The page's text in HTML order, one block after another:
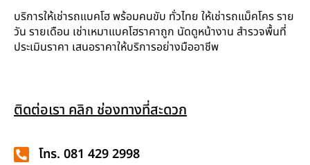
บริการให้เช่ารถแบคโฮ พร้อมคนขับ ทั่วไทย ให้เช่ารถแม็คโคร ราย
วัน รายเดือน เช่าเหมาแบคโฮราคาถูก นัดดูหน้างาน สำรวจพื้นที่
ประเมินราคา เสนอราคาให้บริการอย่างมืออาชีพ
ติดต่อเรา คลิก ช่องทางที่สะดวก
โทร. 081 429 2998